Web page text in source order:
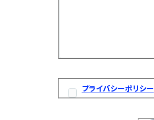
プライバシーポリシー